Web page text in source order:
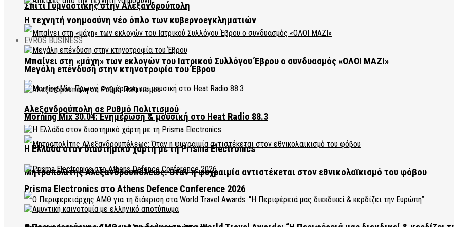
Σπίτι Γυμναστικής στην Αλεξανδρούπολη
Μπαίνει στη «μάχη» των εκλογών του Ιατρικού Συλλόγου Έβρου ο συνδυασμός «ΟΛΟΙ ΜΑΖΙ»
Morning Mix 30.04: Ενημέρωση & μουσική στο Heat Radio 88.3
Μητροπολίτης Αλεξανδρουπόλεως: Όταν η ψυχραιμία αντιστέκεται στον εθνικολαϊκισμό του φόβου
Η τεχνητή νοημοσύνη νέο όπλο των κυβερνοεγκληματιών
EVROS BUSINESS
Μεγάλη επένδυση στην κτηνοτροφία του Έβρου
Αλεξανδρούπολη σε Ρυθμό Πολιτισμού
Η Ελλάδα στον διαστημικό χάρτη με τη Prisma Electronics
Prisma Electronics στο Athens Defence Conference 2026